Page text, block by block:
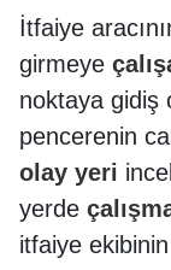
İtfaiye
girmeye
noktaya gidiş
pencerenin
olay yeri
yerde
itfaiye